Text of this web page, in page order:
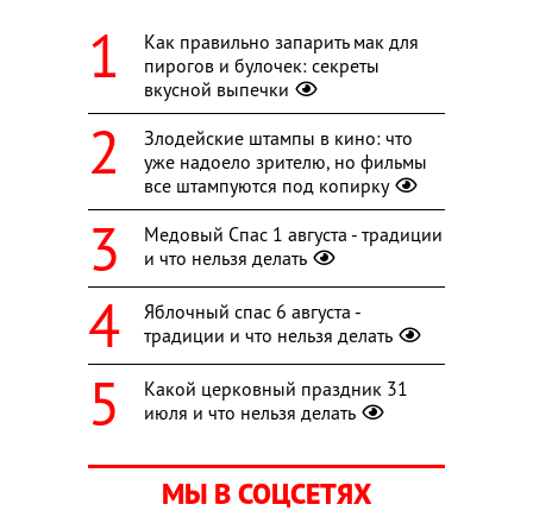
Как правильно запарить мак для
пирогов и булочек: секреты
вкусной выпечки
Злодейские штампы в кино: что
уже надоело зрителю, но фильмы
все штампуются под копирку
Медовый Спас 1 августа - традиции
и что нельзя делать
Яблочный спас 6 августа -
традиции и что нельзя делать
Какой церковный праздник 31
июля и что нельзя делать
МЫ В СОЦСЕТЯХ